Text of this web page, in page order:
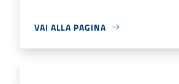
VAI ALLA PAGINA